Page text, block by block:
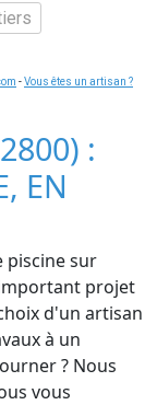
-Vous êtes un artisan ?
:
EN
piscine sur
projet
d'un artisan
à un
? Nous
vous